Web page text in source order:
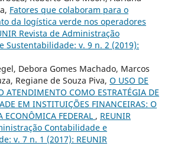
Fatores que colaboram para o
da logística verde nos operadores
Revista de Administração
Sustentabilidade: v. 9 n. 2 (2019):
Debora Gomes Machado, Marcos
Regiane de Souza Piva, O USO DE
ATENDIMENTO COMO ESTRATÉGIA DE
EM INSTITUIÇÕES FINANCEIRAS: O
ECONÔMICA FEDERAL , REUNIR
Contabilidade e
v. 7 n. 1 (2017): REUNIR